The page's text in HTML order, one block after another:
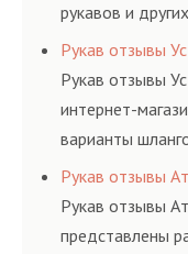
рукавов и
и нормативам.
Рукав отзывы
Рукав отзывы
интернет-
варианты
ГОСТам,
Рукав отзывы
Рукав отзывы
представлены